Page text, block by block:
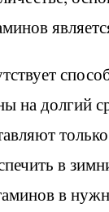
на долгий
в
в